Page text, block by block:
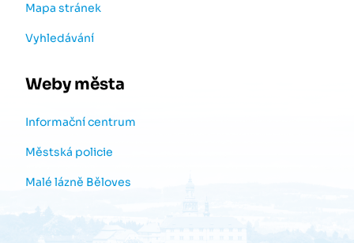
Mapa stránek
Vyhledávání
Weby města
Informační centrum
Městská policie
Malé lázně Běloves